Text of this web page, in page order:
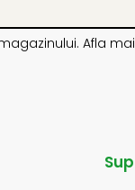
Afla